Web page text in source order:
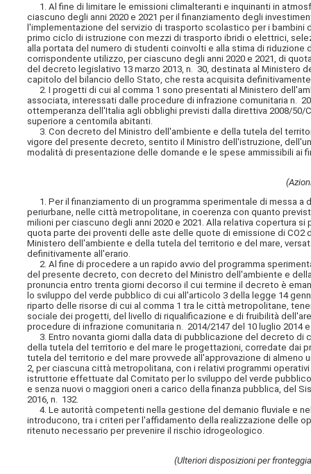
1. Al fine di limitare le emissioni climalteranti e inquinanti in
ciascuno degli anni 2020 e 2021 per il finanziamento degli
l'implementazione del servizio di trasporto scolastico per i
primo ciclo di istruzione con mezzi di trasporto ibridi o elettrici,
alla portata del numero di studenti coinvolti e alla stima di
corrispondente utilizzo, per ciascuno degli anni 2020 e 2021, di
del decreto legislativo 13 marzo 2013, n. 30, destinata al Ministero
capitolo del bilancio dello Stato, che resta acquisita
2. I progetti di cui al comma 1 sono presentati al Ministero
associata, interessati dalle procedure di infrazione comunitaria n.
ottemperanza dell'Italia agli obblighi previsti dalla direttiva 2008/
superiore a centomila abitanti.
3. Con decreto del Ministro dell'ambiente e della tutela del
vigore del presente decreto, sentito il Ministro dell'istruzione,
modalità di presentazione delle domande e le spese ammissibili ai
1. Per il finanziamento di un programma sperimentale di messa a
periurbane, nelle città metropolitane, in coerenza con quanto
milioni per ciascuno degli anni 2020 e 2021. Alla relativa copertura
quota parte dei proventi delle aste delle quote di emissione di
Ministero dell'ambiente e della tutela del territorio e del mare,
definitivamente all'erario.
2. Al fine di procedere a un rapido avvio del programma
del presente decreto, con decreto del Ministro dell'ambiente e
pronuncia entro trenta giorni decorso il cui termine il decreto è
lo sviluppo del verde pubblico di cui all'articolo 3 della legge 14
riparto delle risorse di cui al comma 1 tra le città metropolitane,
sociale dei progetti, del livello di riqualificazione e di fruibilità
procedure di infrazione comunitaria n. 2014/2147 del 10 luglio 2014
3. Entro novanta giorni dalla data di pubblicazione del decreto di
della tutela del territorio e del mare le progettazioni, corredate dai
tutela del territorio e del mare provvede all'approvazione di
2, per ciascuna città metropolitana, con i relativi programmi
istruttorie effettuate dal Comitato per lo sviluppo del verde
e senza nuovi o maggiori oneri a carico della finanza pubblica, del
2016, n. 132.
4. Le autorità competenti nella gestione del demanio fluviale e
introducono, tra i criteri per l'affidamento della realizzazione delle
ritenuto necessario per prevenire il rischio idrogeologico.
(Ulteriori disposizioni per